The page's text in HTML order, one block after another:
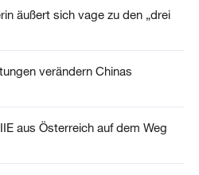
äußert sich vage zu den „drei
verändern Chinas
aus Österreich auf dem Weg